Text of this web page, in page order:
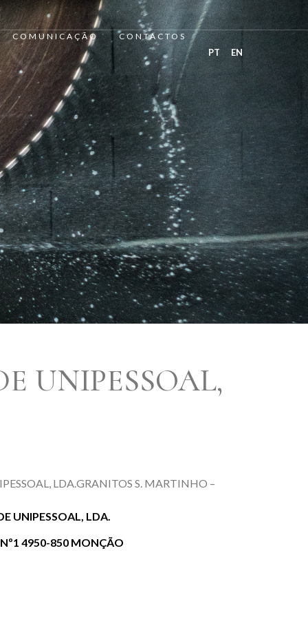
COMUNICAÇÃO CONTACTOS
PT EN
UNIPESSOAL,
GRANITOS S. MARTINHO –
UNIPESSOAL, LDA.
4950-850 MONÇÃO